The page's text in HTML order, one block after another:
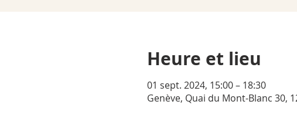
Heure et lieu
01 sept. 2024, 15:00 – 18:30
Genève, Quai du Mont-Blanc 30,